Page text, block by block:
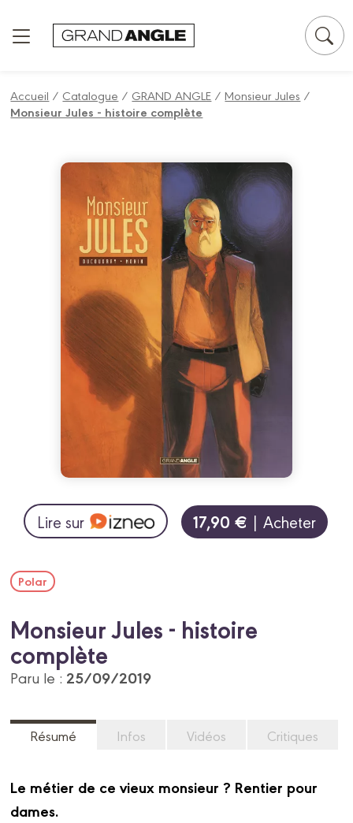
Accueil / Catalogue / GRAND ANGLE /Monsieur Jules /
Monsieur Jules - histoire complète
Lire sur 17,90 € | Acheter
Polar
Monsieur Jules - histoire
complète
Paru le : 25/09/2019
Résumé Infos Vidéos Critiques
Le métier de ce vieux monsieur ? Rentier pour
dames.